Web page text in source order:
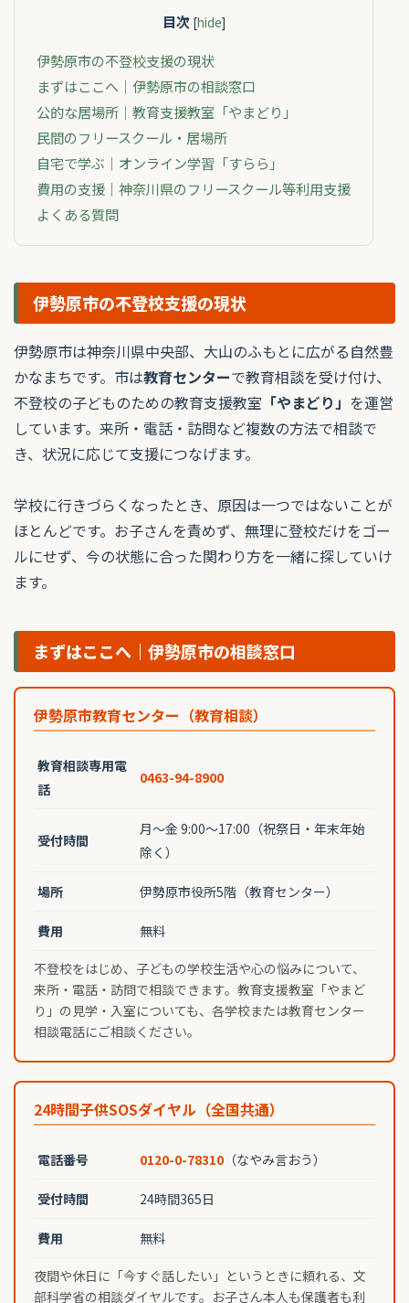
目次 [hide]
伊勢原市の不登校支援の現状
まずはここへ｜伊勢原市の相談窓口
公的な居場所｜教育支援教室「やまどり」
民間のフリースクール・居場所
自宅で学ぶ｜オンライン学習「すらら」
費用の支援｜神奈川県のフリースクール等利用支援
よくある質問
伊勢原市の不登校支援の現状
伊勢原市は神奈川県中央部、大山のふもとに広がる自然豊
かなまちです。市は教育センターで教育相談を受け付け、
不登校の子どものための教育支援教室 「やまどり」 を運営
しています。来所・電話・訪問など複数の方法で相談で
き、状況に応じて支援につなげます。
学校に行きづらくなったとき、原因は一つではないことが
ほとんどです。お子さんを責めず、無理に登校だけをゴー
ルにせず、今の状態に合った関わり方を一緒に探していけ
ます。
まずはここへ｜伊勢原市の相談窓口
伊勢原市教育センター（教育相談）
教育相談専用電
話
0463-94-8900
受付時間
月〜金 9:00〜17:00（祝祭日・年末年始
除く）
場所 伊勢原市役所5階（教育センター）
費用 無料
不登校をはじめ、子どもの学校生活や心の悩みについて、
来所・電話・訪問で相談できます。教育支援教室「やまど
り」の見学・入室についても、各学校または教育センター
相談電話にご相談ください。
24時間子供SOSダイヤル（全国共通）
電話番号 0120-0-78310 （なやみ言おう）
受付時間 24時間365日
費用 無料
夜間や休日に「今すぐ話したい」というときに頼れる、文
部科学省の相談ダイヤルです。お子さん本人も保護者も利